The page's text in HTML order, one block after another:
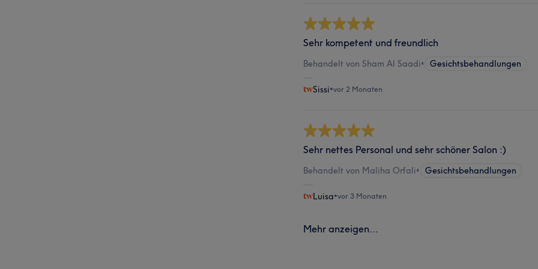
Sehr kompetent und freundlich
Behandelt von Sham Al Saadi• Gesichtsbehandlungen
Sissi•vor 2 Monaten
Sehr nettes Personal und sehr schöner Salon :)
Behandelt von Maliha Orfali• Gesichtsbehandlungen
Luisa•vor 3 Monaten
Mehr anzeigen...